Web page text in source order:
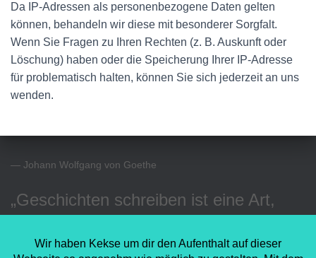
Da IP-Adressen als personenbezogene Daten gelten
können, behandeln wir diese mit besonderer Sorgfalt.
Wenn Sie Fragen zu Ihren Rechten (z. B. Auskunft oder
Löschung) haben oder die Speicherung Ihrer IP-Adresse
für problematisch halten, können Sie sich jederzeit an uns
wenden.
— Johann Wolfgang von Goethe
„Geschichten schreiben ist eine Art,
schaffen.“